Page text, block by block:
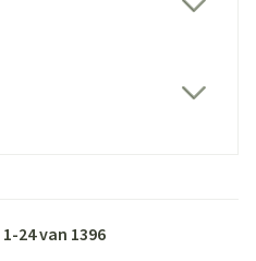
1-24van 1396